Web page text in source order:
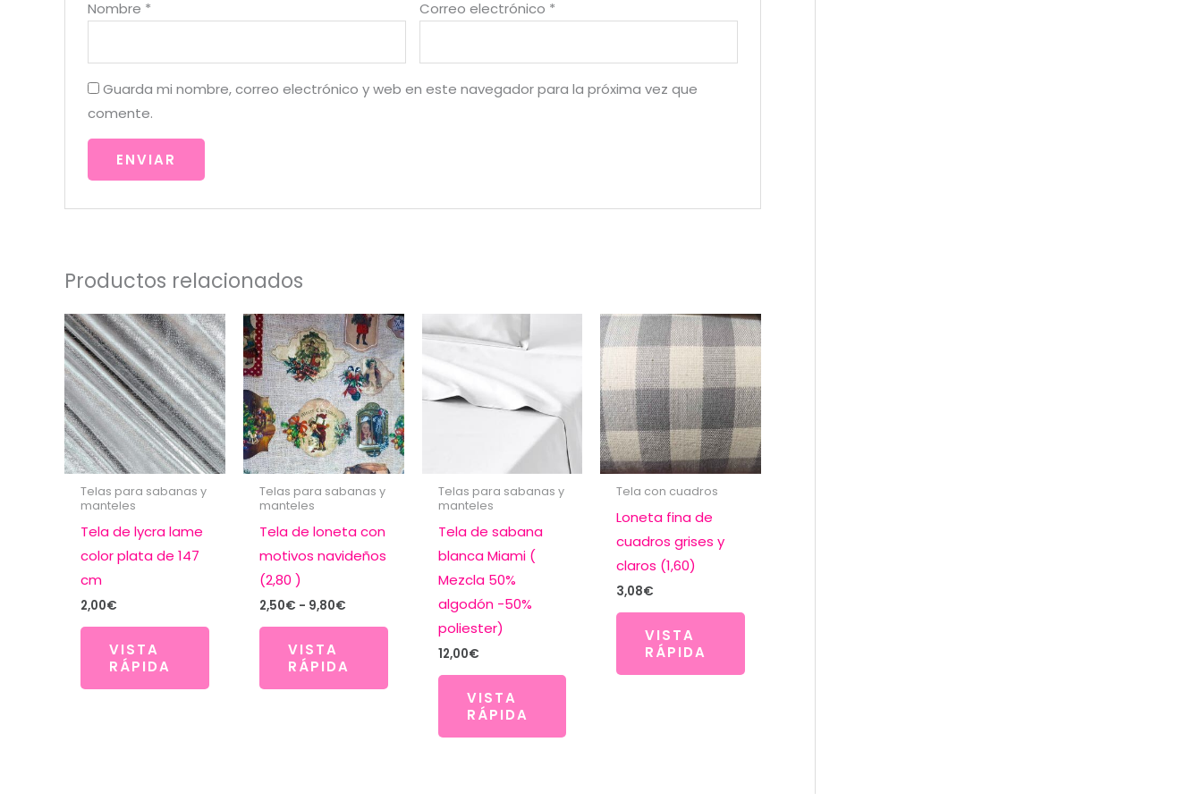
Nombre * Correo electrónico *
Guarda mi nombre, correo electrónico y web en este navegador para la próxima vez que
comente.
Productos relacionados
Telas para sabanas y
manteles
Tela de lycra lame
color plata de 147
cm
2,00€
VISTA
RÁPIDA
Telas para sabanas y
manteles
Tela de loneta con
motivos navideños
(2,80 )
2,50€ - 9,80€Rango
precios:
2,50€
VISTA
RÁPIDA
Telas para sabanas y
manteles
Tela de sabana
blanca Miami (
Mezcla 50%
algodón -50%
poliester)
12,00€
VISTA
RÁPIDA
Tela con cuadros
Loneta fina de
cuadros grises y
claros (1,60)
3,08€
VISTA
RÁPIDA